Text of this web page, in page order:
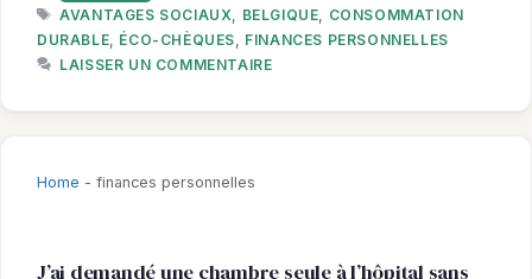
ÉTIQUETTES
AVANTAGES SOCIAUX BELGIQUE
CONSOMMATION
DURABLE ÉCO-CHÈQUES
FINANCES PERSONNELLES
LAISSER UN COMMENTAIRE
Home - finances personnelles
J’ai demandé une chambre seule à l’hôpital sans